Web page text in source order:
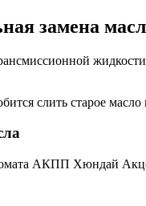
замена
слить старое масло
АКПП Хюндай